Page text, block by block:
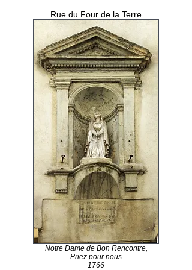
Rue du Four de la Terre
Notre Dame de Bon Rencontre,
Priez pour nous
1766